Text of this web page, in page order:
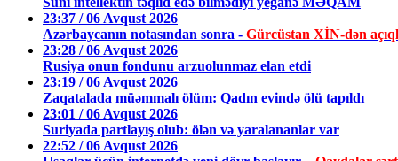
23:37 / 06 Avqust 2026
Azərbaycanın notasından sonra - Gürcüstan XİN-dən
23:28 / 06 Avqust 2026
Rusiya onun fondunu arzuolunmaz elan etdi
23:19 / 06 Avqust 2026
Zaqatalada müəmmalı ölüm: Qadın evində ölü tapıldı
23:01 / 06 Avqust 2026
Suriyada partlayış olub: ölən və yaralananlar var
22:52 / 06 Avqust 2026